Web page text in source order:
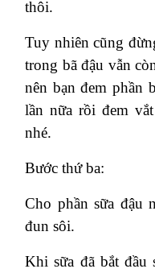
thôi.
Tuy nhiên cũng
trong bã đậu vẫn
nên bạn đem phần
lần nữa rồi đem
nhé.
Bước thứ ba:
Cho phần sữa đậu
đun sôi.
Khi sữa đã bắt